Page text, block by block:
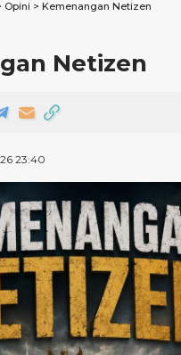
Opini > Kemenangan Netizen
Netizen
23:40